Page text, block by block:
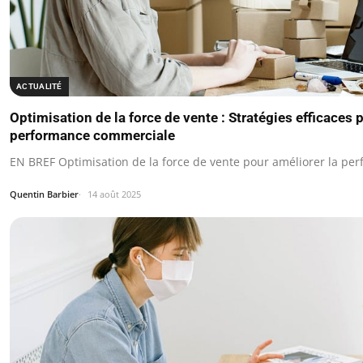
ACTUALITÉ
Optimisation de la force de vente : Stratégies efficaces
performance commerciale
EN BREF Optimisation de la force de vente pour améliorer la
Quentin Barbier 14 août 2025